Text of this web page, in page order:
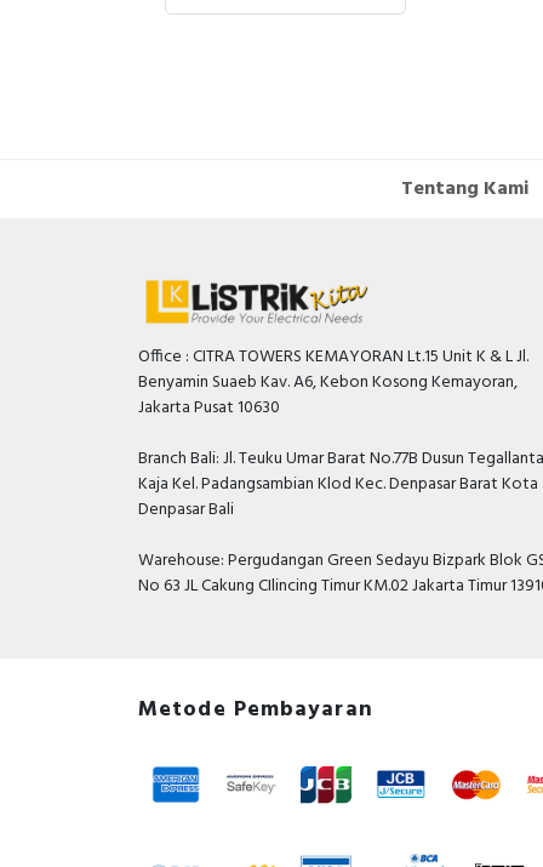
Tentang Kami
Office : CITRA TOWERS KEMAYORAN Lt.15 Unit K & L Jl.
Benyamin Suaeb Kav. A6, Kebon Kosong Kemayoran,
Jakarta Pusat 10630
Branch Bali: Jl. Teuku Umar Barat No.77B Dusun
Kaja Kel. Padangsambian Klod Kec. Denpasar Barat Kota
Denpasar Bali
Warehouse: Pergudangan Green Sedayu Bizpark Blok
No 63 JL Cakung CIlincing Timur KM.02 Jakarta Timur
Metode Pembayaran